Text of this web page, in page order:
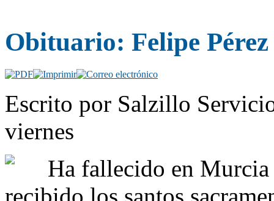
Obituario: Felipe
Escrito por Salzillo
viernes
Ha fallecido en Murcia
recibido los santos